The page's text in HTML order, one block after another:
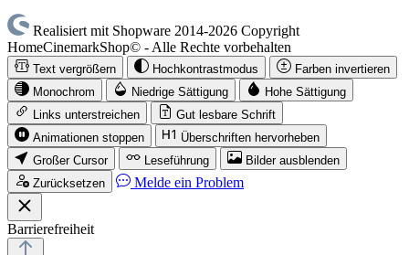
Realisiert mit Shopware 2014-2026 Copyright
HomeCinemarkShop© - Alle Rechte vorbehalten
Text vergrößern Hochkontrastmodus
Farben invertieren
Monochrom
Niedrige Sättigung
Hohe Sättigung
Links unterstreichen
Gut lesbare Schrift
Animationen stoppen
Überschriften hervorheben
Großer Cursor
Leseführung
Bilder ausblenden
Zurücksetzen
Melde ein Problem
Barrierefreiheit